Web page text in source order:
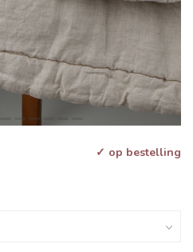
✓ op bestelling